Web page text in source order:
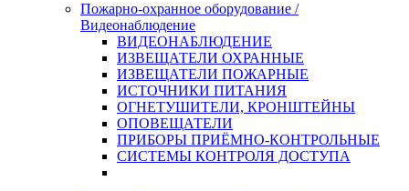
Пожарно-охранное оборудование /
Видеонаблюдение
ВИДЕОНАБЛЮДЕНИЕ
ИЗВЕЩАТЕЛИ ОХРАННЫЕ
ИЗВЕЩАТЕЛИ ПОЖАРНЫЕ
ИСТОЧНИКИ ПИТАНИЯ
ОГНЕТУШИТЕЛИ, КРОНШТЕЙНЫ
ОПОВЕЩАТЕЛИ
ПРИБОРЫ ПРИЁМНО-КОНТРОЛЬНЫЕ
СИСТЕМЫ КОНТРОЛЯ ДОСТУПА